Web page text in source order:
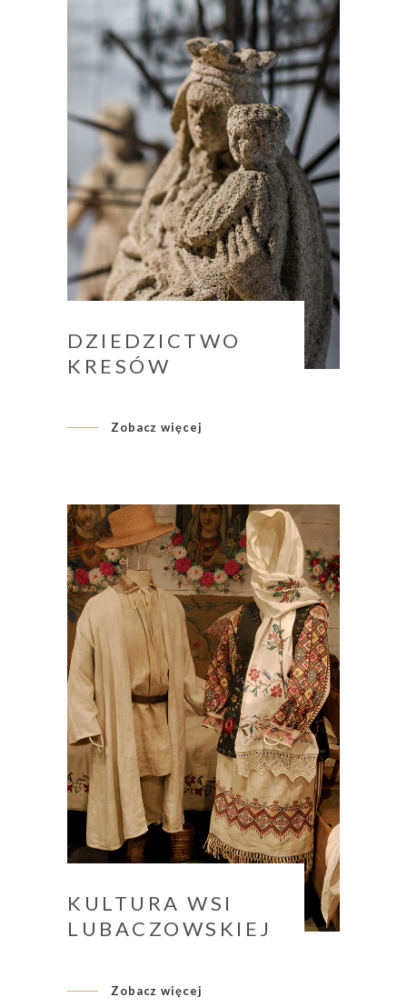
DZIEDZICTWO
KRESÓW
Zobacz więcej
KULTURA WSI
LUBACZOWSKIEJ
Zobacz więcej